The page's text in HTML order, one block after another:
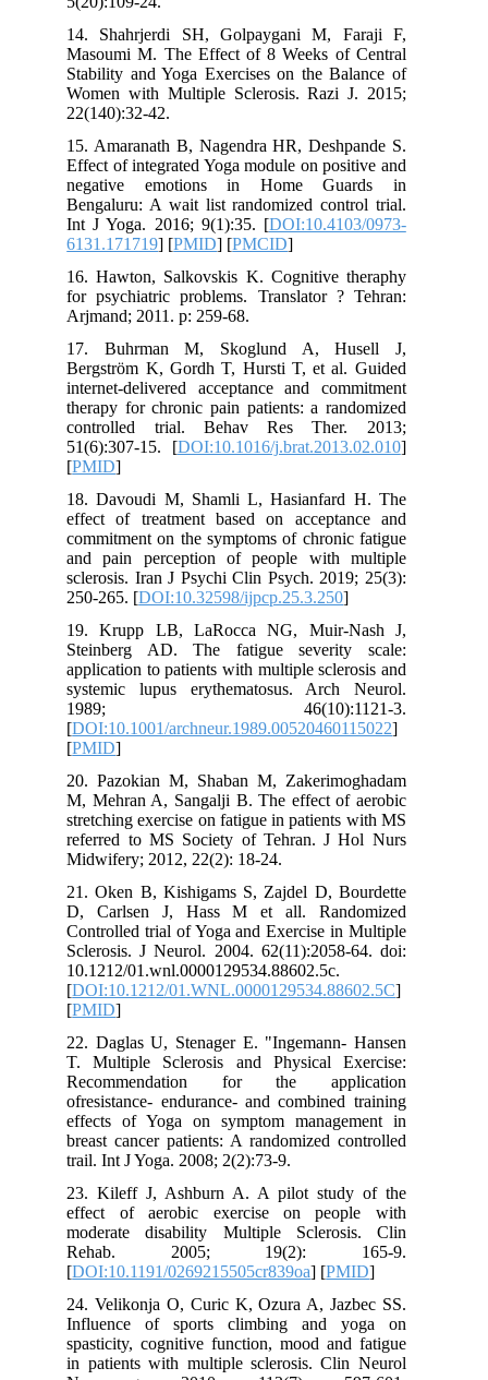
14. Shahrjerdi SH, Golpaygani M,
Masoumi M. The Effect of 8 Weeks
Stability and Yoga Exercises on the
Women with Multiple Sclerosis. Razi
15. Amaranath B, Nagendra HR,
Effect of integrated Yoga module on
negative emotions in Home
Bengaluru: A wait list randomized
Int J Yoga. 2016; 9(1):35. [
6131.171719
16. Hawton, Salkovskis K. Cognitive
for psychiatric problems. Translator
Arjmand; 2011. p: 259-68.
17. Buhrman M, Skoglund A,
Bergström K, Gordh T, Hursti T, et
internet-delivered acceptance and
therapy for chronic pain patients: a
controlled trial. Behav Res
51(6):307-15. [DOI:10.1016/
18. Davoudi M, Shamli L,
effect of treatment based on
commitment on the symptoms of
and pain perception of people with
sclerosis. Iran J Psychi Clin Psych.
250-265. [DOI:10.32598/ijpcp.25.3.250
19. Krupp LB, LaRocca NG,
Steinberg AD. The fatigue
application to patients with multiple
systemic lupus erythematosus.
1989;
[DOI:10.1001/
20. Pazokian M, Shaban M,
M, Mehran A, Sangalji B. The effect
stretching exercise on fatigue in
referred to MS Society of Tehran. J
Midwifery; 2012, 22(2): 18-24.
21. Oken B, Kishigams S, Zajdel D,
D, Carlsen J, Hass M et all.
Controlled trial of Yoga and Exercise
Sclerosis. J Neurol. 2004.
10.1212/01.wnl.0000129534.88602.5c.
[DOI:10.1212/
22. Daglas U, Stenager E.
T. Multiple Sclerosis and Physical
Recommendation for the
ofresistance- endurance- and
effects of Yoga on symptom
breast cancer patients: A randomized
trail. Int J Yoga. 2008; 2(2):73-9.
23. Kileff J, Ashburn A. A pilot
effect of aerobic exercise on
moderate disability Multiple
Rehab. 2005; 19(2):
[DOI:10.1191/0269215505cr839oa
24. Velikonja O, Curic K, Ozura A,
Influence of sports climbing and
spasticity, cognitive function, mood
in patients with multiple sclerosis.